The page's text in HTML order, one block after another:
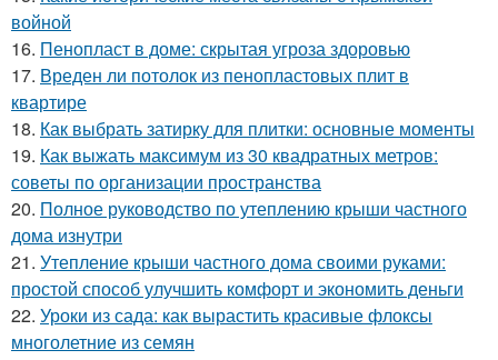
войной
16. Пенопласт в доме: скрытая угроза здоровью
17. Вреден ли потолок из пенопластовых плит в
квартире
18. Как выбрать затирку для плитки: основные моменты
19. Как выжать максимум из 30 квадратных метров:
советы по организации пространства
20. Полное руководство по утеплению крыши частного
дома изнутри
21. Утепление крыши частного дома своими руками:
простой способ улучшить комфорт и экономить деньги
22. Уроки из сада: как вырастить красивые флоксы
многолетние из семян